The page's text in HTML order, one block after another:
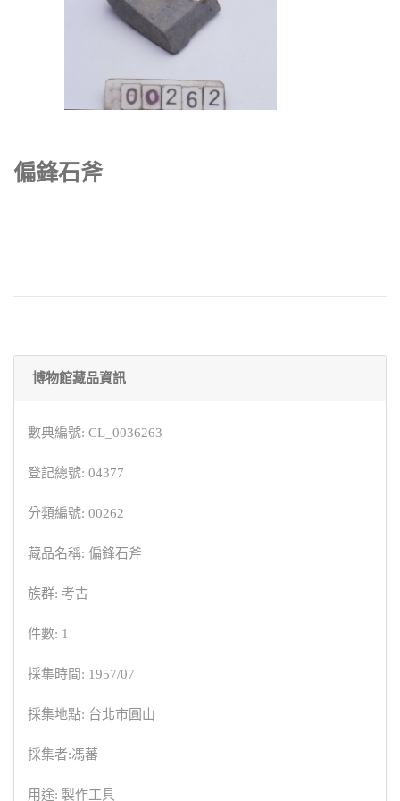
偏鋒石斧
博物館藏品資訊
數典編號: CL_0036263
登記總號: 04377
分類編號: 00262
藏品名稱: 偏鋒石斧
族群: 考古
件數: 1
採集時間: 1957/07
採集地點: 台北市圓山
採集者:馮蕃
用途: 製作工具